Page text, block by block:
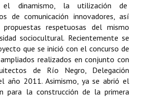
el dinamismo, la utilización de
de comunicación innovadores, así
respetuosas del mismo
sociocultural. Recientemente se
que se inició con el concurso de
realizados en conjunto con
de Río Negro, Delegación
año 2011. Asimismo, ya se abrió el
para la construcción de la primera